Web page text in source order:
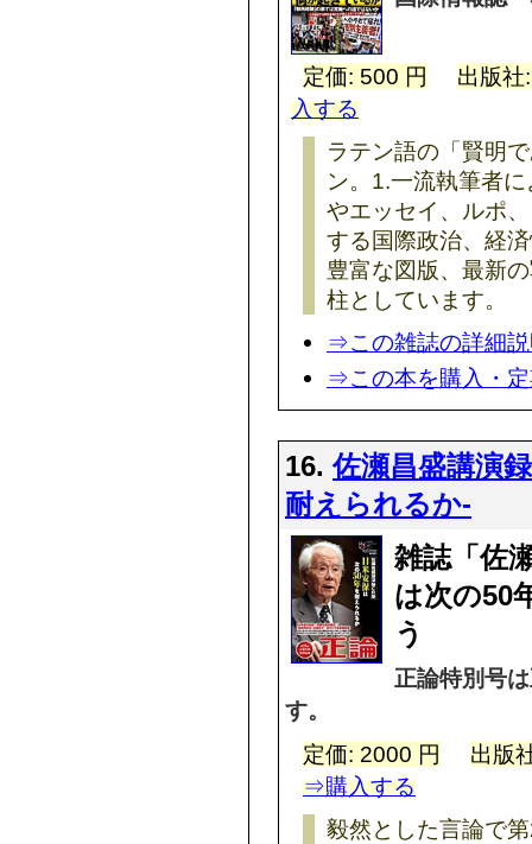
定価: 500 円
出版
入する
ラテン語の「賢明
ン。1.一流執筆者
やエッセイ、ルポ
する国際政治、経
豊富な図版、最新
柱としています。
⇒この雑誌の詳細
⇒この本を購入・
16.佐瀬昌盛講演
耐えられるか-
雑誌「佐
は次の50
う
正論特別号
す。
定価: 2000 円
出版
⇒購入する
毅然とした言論で